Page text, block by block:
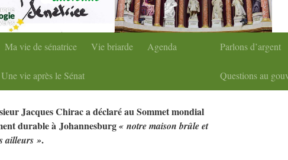
Ma vie de sénatrice Vie briarde Agenda
Une vie après le Sénat
Parlons d’argent
Questions au
Jacques Chirac a déclaré au Sommet mondial
durable à Johannesburg« notre maison brûle et
ailleurs ».